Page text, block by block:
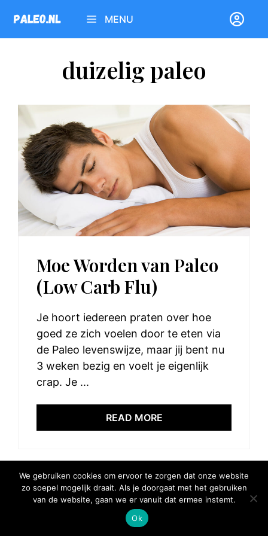
naar
de
MENU
duizelig paleo
Moe Worden van Paleo
(Low Carb Flu)
Je hoort iedereen praten over hoe
goed ze zich voelen door te eten via
de Paleo levenswijze, maar jij bent nu
3 weken bezig en voelt je eigenlijk
crap. Je ...
READ MORE
© 2025 Elke Hap Telt
We gebruiken cookies om ervoor te zorgen dat onze website
zo soepel mogelijk draait. Als je doorgaat met het gebruiken
van de website, gaan we er vanuit dat ermee instemt.
Ok